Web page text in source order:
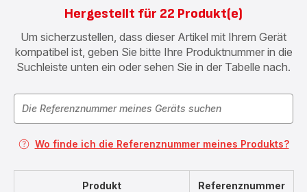
Hergestellt für 22 Produkt(e)
Um sicherzustellen, dass dieser Artikel mit Ihrem Gerät
kompatibel ist, geben Sie bitte Ihre Produktnummer in die
Suchleiste unten ein oder sehen Sie in der Tabelle nach.
Wo finde ich die Referenznummer meines Produkts?
Produkt Referenznummer